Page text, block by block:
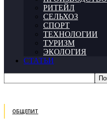
РИТЕЙЛ
СЕЛЬХОЗ
СПОРТ
ТЕХНОЛОГИИ
ТУРИЗМ
ЭКОЛОГИЯ
СТАТЬИ
ОБЩЕПИТ